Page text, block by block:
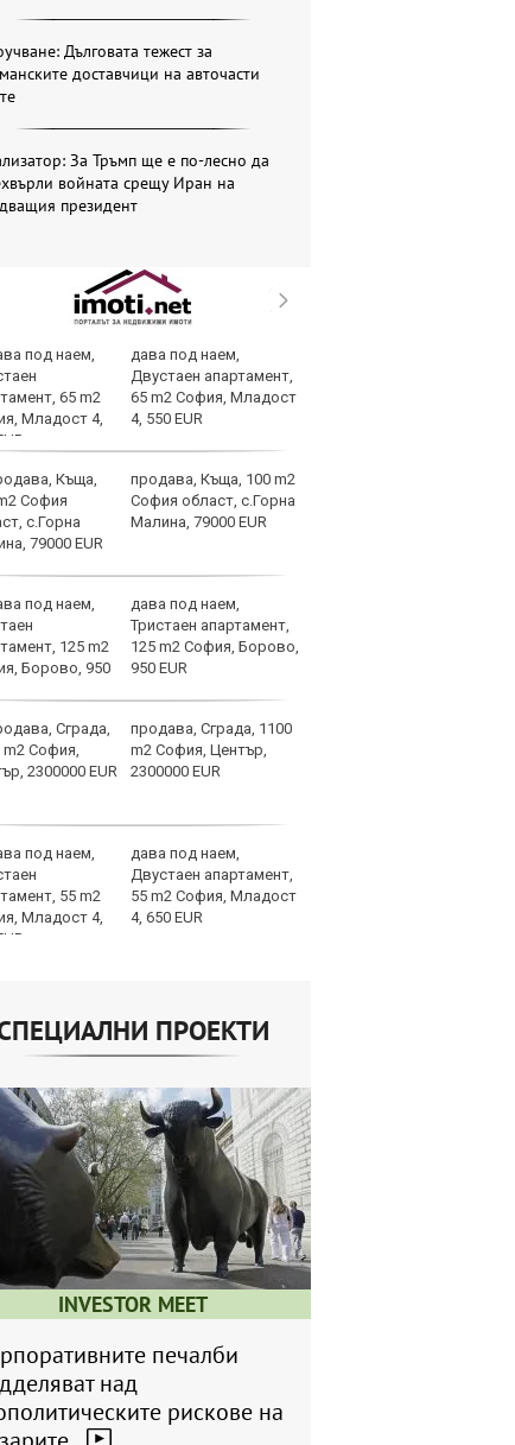
Дълговата тежест за
доставчици на авточасти
За Тръмп ще е по-лесно да
войната срещу Иран на
президент
дава под наем,
Двустаен апартамент,
65 m2 София, Младост
4, 550 EUR
продава, Къща, 100 m2
София област, с.Горна
Малина, 79000 EUR
дава под наем,
Тристаен апартамент,
125 m2 София, Борово,
950 EUR
продава, Сграда, 1100
m2 София, Център,
2300000 EUR
дава под наем,
Двустаен апартамент,
55 m2 София, Младост
4, 650 EUR
ПРОЕКТИ
INVESTOR MEET
печалби
над
рискове на